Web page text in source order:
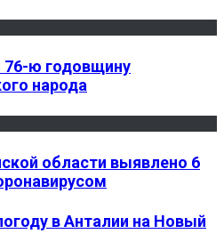
76-ю годовщину
народа
области выявлено 6
в Анталии на Новый